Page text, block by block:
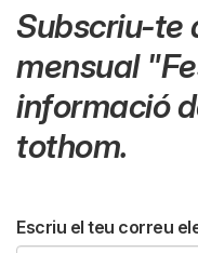
Subscriu-te
mensual
informació
tothom.
Escriu el teu correu